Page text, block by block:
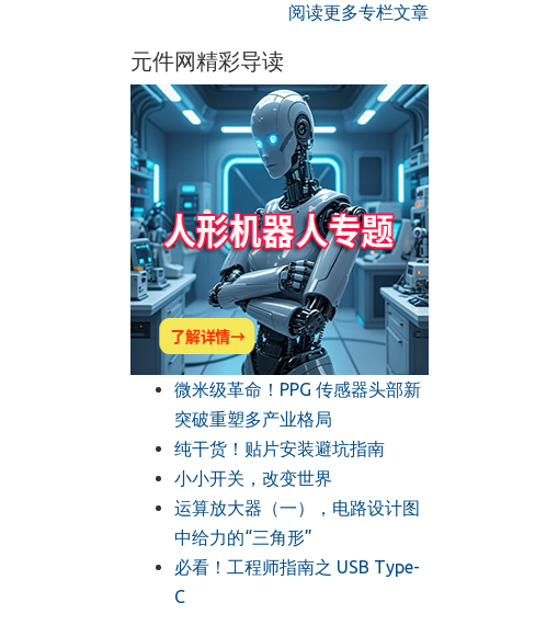
阅读更多专栏文章
元件网精彩导读
微米级革命！PPG 传感器头部新
突破重塑多产业格局
纯干货！贴片安装避坑指南
小小开关，改变世界
运算放大器（一），电路设计图
中给力的“三角形”
必看！工程师指南之 USB Type-
C